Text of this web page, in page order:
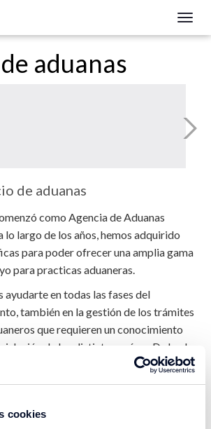
cookies
aduanas
de aduanas
como Agencia de Aduanas
lo largo de los años, hemos adquirido
para poder ofrecer una amplia gama
para practicas aduaneras.
en todas las fases del
también en la gestión de los trámites
que requieren un conocimiento
de los distintos países. De hecho,
de profesionales siempre dispuestos a
trámites y operaciones aduaneras y